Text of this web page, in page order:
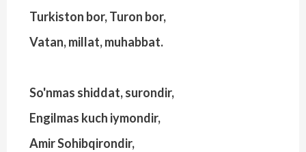
Turkiston bor, Turon bor,
Vatan, millat, muhabbat.
So'nmas shiddat, surondir,
Engilmas kuch iymondir,
Amir Sohibqirondir,